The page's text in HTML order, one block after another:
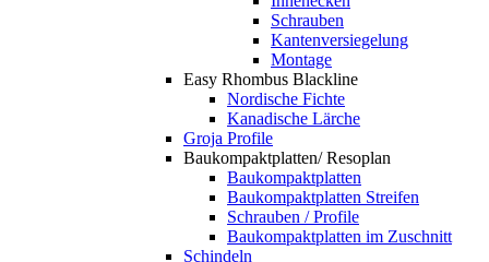
Schrauben
Kantenversiegelung
Montage
Easy Rhombus Blackline
Nordische Fichte
Kanadische Lärche
Groja Profile
Baukompaktplatten/ Resoplan
Baukompaktplatten
Baukompaktplatten Streifen
Schrauben / Profile
Baukompaktplatten im Zuschnitt
Schindeln